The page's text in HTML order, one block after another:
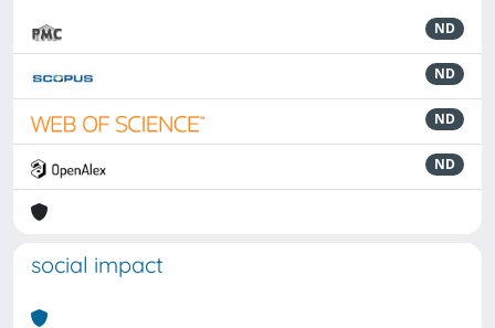
ND
ND
ND
ND
social impact